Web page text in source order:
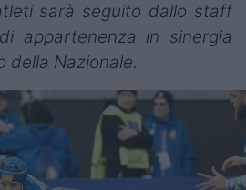
sarà seguito dallo staff
appartenenza in sinergia
della Nazionale.